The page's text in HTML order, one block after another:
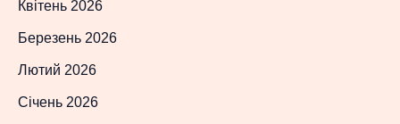
Квітень 2026
Березень 2026
Лютий 2026
Січень 2026